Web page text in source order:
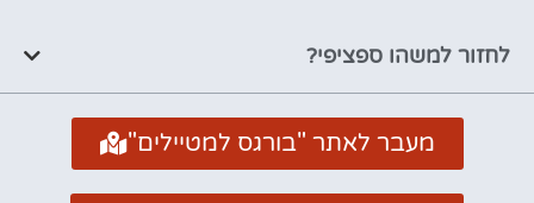
לחזור למשהו ספציפי?
מעבר לאתר "בורגס למטיילים"